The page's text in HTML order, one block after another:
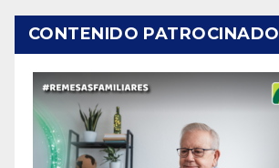
CONTENIDO PATROCINADO